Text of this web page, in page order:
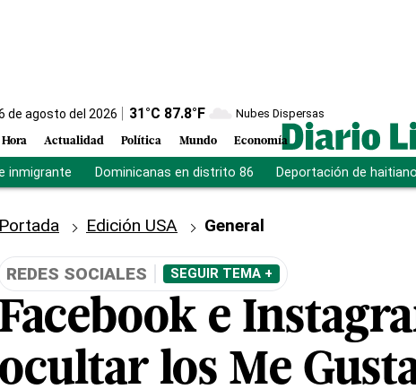
de agosto del 2026 31 °C 87.8°F Nubes Dispersas
Actualidad Política Mundo Economía
inmigrante Dominicanas en distrito 86 Deportación de
Portada Edición USA General
REDES SOCIALES SEGUIR TEMA +
Facebook e
ocultar los Me